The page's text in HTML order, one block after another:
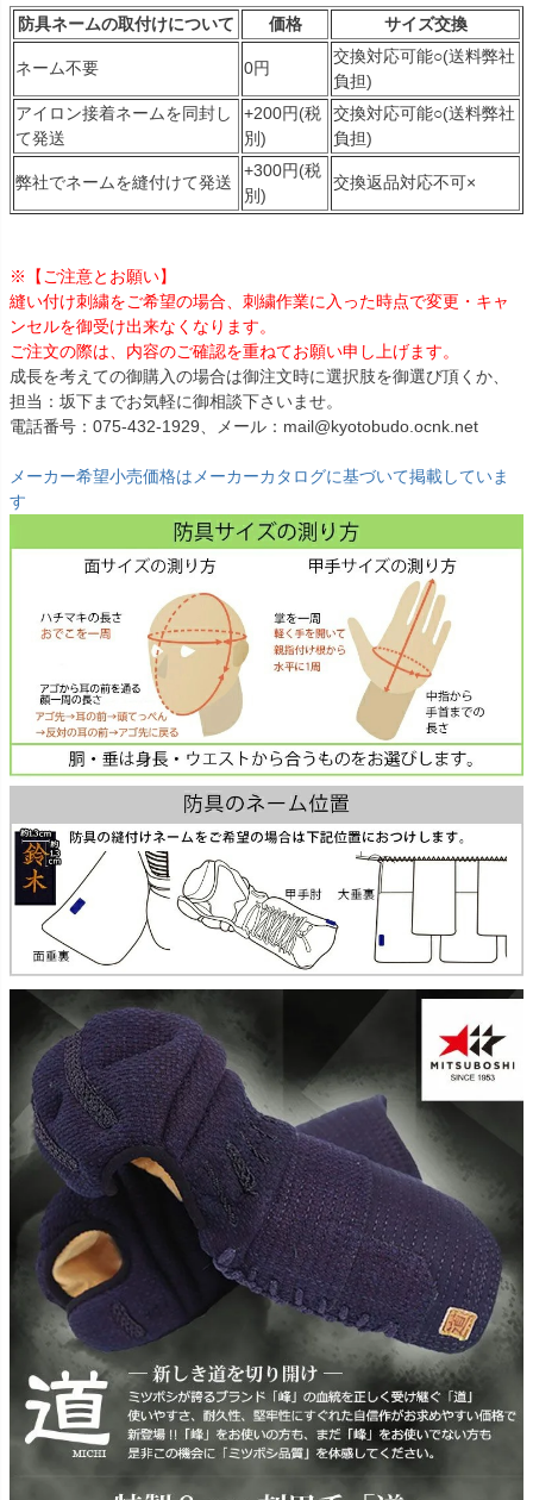
防具ネームの取付けについて 価格 サイズ交換
ネーム不要 0円
交換対応可能○(送料弊社
負担)
アイロン接着ネームを同封し
て発送
+200円(税
別)
交換対応可能○(送料弊社
負担)
弊社でネームを縫付けて発送
+300円(税
別)
交換返品対応不可×
※【ご注意とお願い】
縫い付け刺繍をご希望の場合、刺繍作業に入った時点で変更・キャ
ンセルを御受け出来なくなります。
ご注文の際は、内容のご確認を重ねてお願い申し上げます。
成長を考えての御購入の場合は御注文時に選択肢を御選び頂くか、
担当：坂下までお気軽に御相談下さいませ。
電話番号：075-432-1929、メール：mail@kyotobudo.ocnk.net
メーカー希望小売価格はメーカーカタログに基づいて掲載していま
す